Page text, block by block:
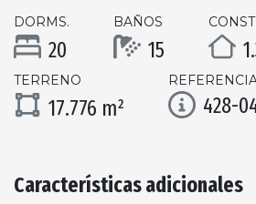
DORMS.
20
BAÑOS
15
TERRENO
17.776 m² 428-
Características adicionales